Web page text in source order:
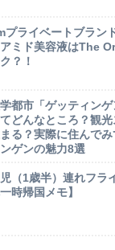
プライベートブラン
ミド美容液はThe
？！
都市「ゲッティン
どんなところ？観
まる？実際に住んで
ンゲンの魅力8選
（1歳半）連れフラ
時帰国メモ】